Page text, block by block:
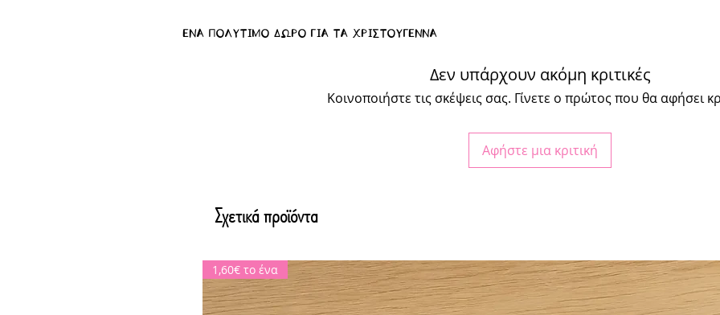
ΕΝΑ ΠΟΛΥΤΙΜΟ ΔΩΡΟ ΓΙΑ ΤΑ ΧΡΙΣΤΟΥΓΕΝΝΑ
Δεν υπάρχουν ακόμη κριτικές
Κοινοποιήστε τις σκέψεις σας. Γίνετε ο πρώτος που θα αφήσει
Αφήστε μια κριτική
Σχετικά προϊόντα
1,60€ το ένα